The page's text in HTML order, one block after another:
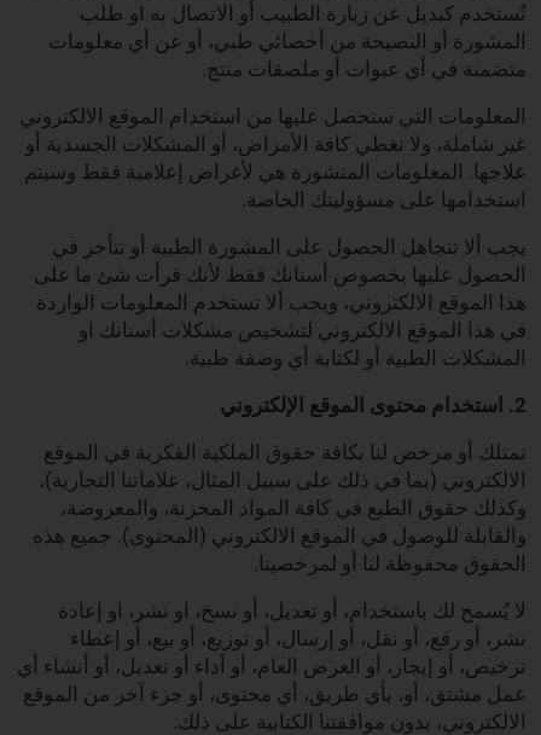
تُستخدم كبديل عن زيارة الطبيب أو الاتصال به او طلب
المشورة أو النصيحة من أخصائي طبي، أو عن أي معلومات
متضمنة في أي عبوات أو ملصقات منتج.
المعلومات التي ستحصل عليها من استخدام الموقع الالكتروني
غير شاملة، ولا تغطي كافة الأمراض، أو المشكلات الجسدية أو
علاجها. المعلومات المنشورة هي لأغراض إعلامية فقط وسيتم
استخدامها على مسؤوليتك الخاصة.
يجب ألا تتجاهل الحصول على المشورة الطبية أو تتأخر في
الحصول عليها بخصوص أسنانك فقط لأنك قرأت شئ ما على
هذا الموقع الالكتروني، ويجب ألا تستخدم المعلومات الواردة
في هذا الموقع الالكتروني لتشخيص مشكلات أسنانك او
المشكلات الطبية أو لكتابة أي وصفة طبية.
2. استخدام محتوى الموقع الإلكتروني
نمتلك أو مرخص لنا بكافة حقوق الملكية الفكرية في الموقع
الالكتروني (بما في ذلك على سبيل المثال، علاماتنا التجارية)،
وكذلك حقوق الطبع في كافة المواد المخزنة، والمعروضة،
والقابلة للوصول في الموقع الالكتروني (المحتوى). جميع هذه
الحقوق محفوظة لنا أو لمرخصينا.
لا يُسمح لك باستخدام، أو تعديل، أو نسخ، او نشر، او إعادة
نشر، أو رفع، أو نقل، أو إرسال، أو توزيع، أو بيع، أو إعطاء
ترخيص، أو إيجار، أو العرض العام، أو أداء أو تعديل، أو أنشاء أي
عمل مشتق، أو، بأي طريق، أي محتوى، أو جزء آخر من الموقع
الالكتروني، بدون موافقتنا الكتابية على ذلك.